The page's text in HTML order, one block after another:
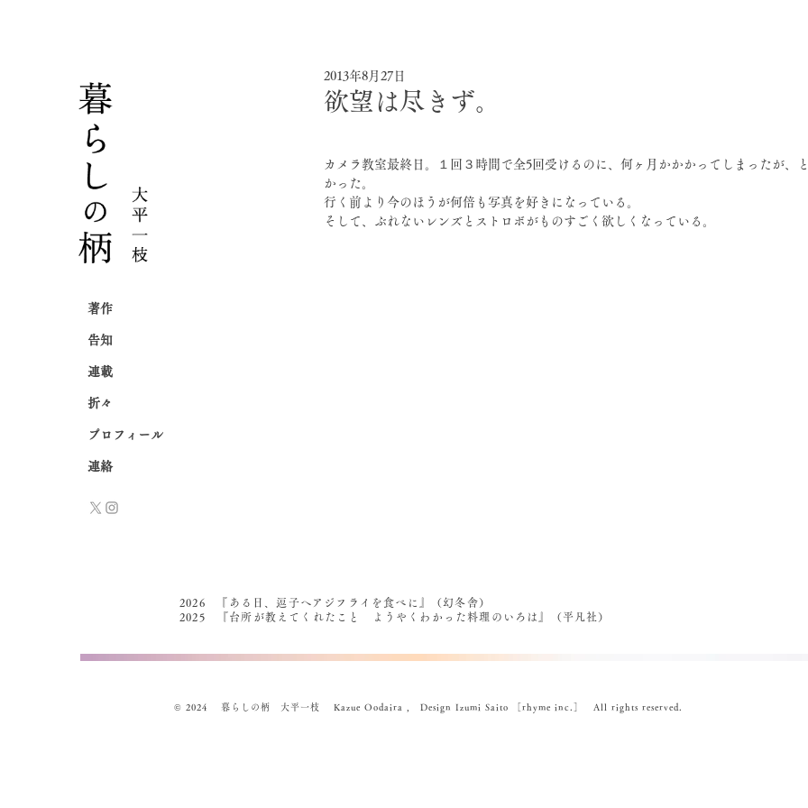
欲望は尽きず。
2013年8月27日
カメラ教室最終日。１回３時間で全5回受けるのに、何ヶ月かかかってしまったが、
かった。
行く前より今のほうが何倍も写真を好きになっている。
そして、ぶれないレンズとストロボがものすごく欲しくなっている。
著作
告知
連載
折々
プロフィール
連絡
2026 『ある日、逗子へアジフライを食べに』（幻冬舎）
2025 『台所が教えてくれたこと ようやくわかった料理のいろは』（平凡社）
© 2024 暮らしの柄 大平一枝 Kazue Oodaira , Design Izumi Saito ［rhyme inc.］ All rights reserved.